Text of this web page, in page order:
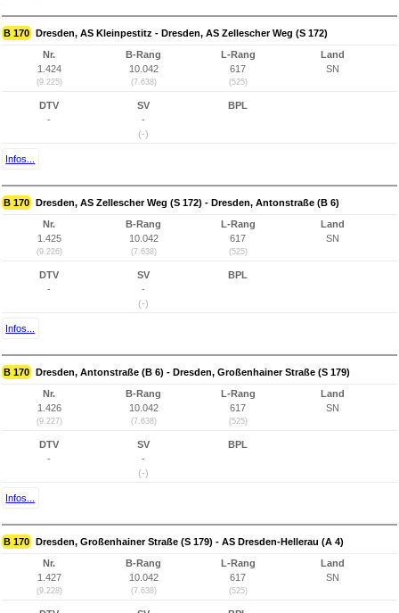
B 170 Dresden, AS Kleinpestitz - Dresden, AS Zellescher Weg (S 172)
Nr.
1.424
(9.225)
B-Rang
10.042
(7.638)
L-Rang
617
(525)
Land
SN
DTV
-
SV
-
(-)
BPL
Infos...
B 170 Dresden, AS Zellescher Weg (S 172) - Dresden, Antonstraße (B 6)
Nr.
1.425
(9.226)
B-Rang
10.042
(7.638)
L-Rang
617
(525)
Land
SN
DTV
-
SV
-
(-)
BPL
Infos...
B 170 Dresden, Antonstraße (B 6) - Dresden, Großenhainer Straße (S 179)
Nr.
1.426
(9.227)
B-Rang
10.042
(7.638)
L-Rang
617
(525)
Land
SN
DTV
-
SV
-
(-)
BPL
Infos...
B 170 Dresden, Großenhainer Straße (S 179) - AS Dresden-Hellerau (A 4)
Nr.
1.427
(9.228)
B-Rang
10.042
(7.638)
L-Rang
617
(525)
Land
SN